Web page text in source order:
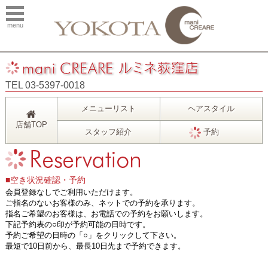
menu
TEL 03-5397-0018
店舗TOP
メニューリスト ヘアスタイル
スタッフ紹介 予約
■空き状況確認・予約
会員登録なしでご利用いただけます。
ご指名のないお客様のみ、ネットでの予約を承ります。
指名ご希望のお客様は、お電話での予約をお願いします。
下記予約表の○印が予約可能の日時です。
予約ご希望の日時の「○」をクリックして下さい。
最短で10日前から、最長10日先まで予約できます。